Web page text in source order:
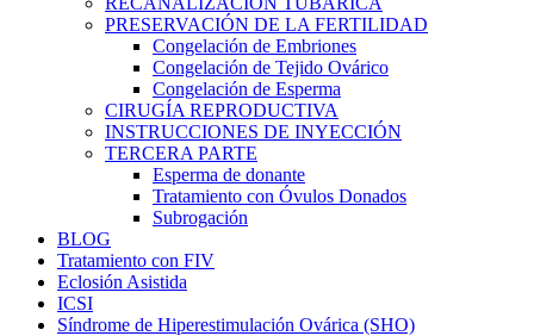
PRESERVACIÓN DE LA FERTILIDAD
Congelación de Embriones
Congelación de Tejido Ovárico
Congelación de Esperma
CIRUGÍA REPRODUCTIVA
INSTRUCCIONES DE INYECCIÓN
TERCERA PARTE
Esperma de donante
Tratamiento con Óvulos Donados
Subrogación
BLOG
Tratamiento con FIV
Eclosión Asistida
ICSI
Síndrome de Hiperestimulación Ovárica (SHO)